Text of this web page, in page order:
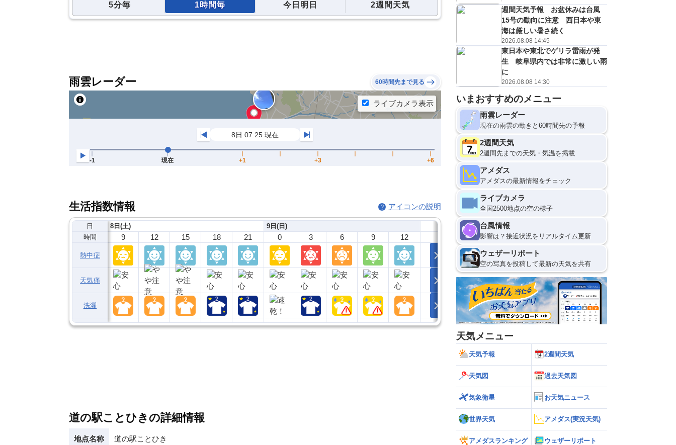
5分毎 1時間毎 今日明日 2週間天気
雨雲レーダー 60時間先まで見る
生活指数情報 アイコンの説明
日
時間
熱中症
天気痛
洗濯
8日(土)
9 12 15 18 21
9日(日)
0 3 6 9 12
道の駅ことひきの詳細情報
地点名称 道の駅ことひき
週間天気予報 お盆休みは台風
15号の動向に注意 西日本や東
海は厳しい暑さ続く
2026.08.08 14:45
東日本や東北でゲリラ雷雨が発
生 岐阜県内では非常に激しい雨
に
2026.08.08 14:30
いまおすすめのメニュー
雨雲レーダー
現在の雨雲の動きと60時間先の予報
2週間天気
2週間先までの天気・気温を掲載
アメダス
アメダスの最新情報をチェック
ライブカメラ
全国2500地点の空の様子
台風情報
影響は？接近状況をリアルタイム更新
ウェザーリポート
空の写真を投稿して最新の天気を共有
天気メニュー
天気予報 2週間天気
天気図 過去天気図
気象衛星 お天気ニュース
世界天気 アメダス(実況天気)
アメダスランキング ウェザーリポート